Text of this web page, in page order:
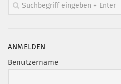
CLUB-KOMMUNIKATION
Clubmagazin
MCM Club TV
ANMELDEN
Benutzername